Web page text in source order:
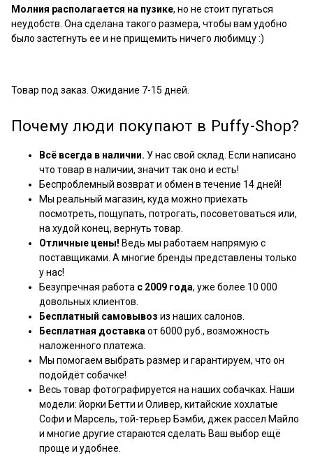
Молния располагается на пузике, но не стоит пугаться
неудобств. Она сделана такого размера, чтобы вам удобно
было застегнуть ее и не прищемить ничего любимцу :)
Товар под заказ. Ожидание 7-15 дней.
Почему люди покупают в Puffy-Shop?
Всё всегда в наличии. У нас свой склад. Если написано
что товар в наличии, значит так оно и есть!
Беспроблемный возврат и обмен в течение 14 дней!
Мы реальный магазин, куда можно приехать
посмотреть, пощупать, потрогать, посоветоваться или,
на худой конец, вернуть товар.
Отличные цены! Ведь мы работаем напрямую с
поставщиками. А многие бренды представлены только
у нас!
Безупречная работа с 2009 года, уже более 10 000
довольных клиентов.
Бесплатный самовывоз из наших салонов.
Бесплатная доставка от 6000 руб., возможность
наложенного платежа.
Мы помогаем выбрать размер и гарантируем, что он
подойдёт собачке!
Весь товар фотографируется на наших собачках. Наши
модели: йорки Бетти и Оливер, китайские хохлатые
Софи и Марсель, той-терьер Бэмби, джек рассел Майло
и многие другие стараются сделать Ваш выбор ещё
проще и удобнее.